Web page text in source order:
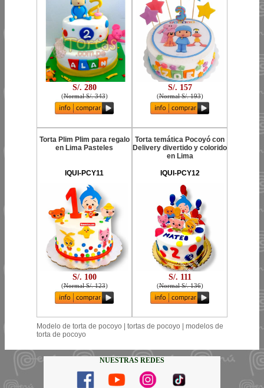
S/. 280
(Normal S/. 343)
S/. 157
(Normal S/. 193)
Torta Plim Plim para regalo
en Lima Pasteles
IQUI-PCY11
S/. 100
(Normal S/. 123)
Torta temática Pocoyó con
Delivery divertido y colorido
en Lima
IQUI-PCY12
S/. 111
(Normal S/. 136)
Modelo de torta de pocoyo | tortas de pocoyo | modelos de
torta de pocoyo
NUESTRAS REDES